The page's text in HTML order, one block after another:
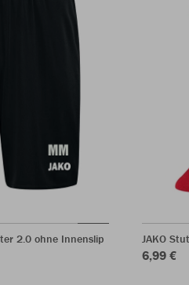
2.0 ohne Innenslip JAKO
6,99 €